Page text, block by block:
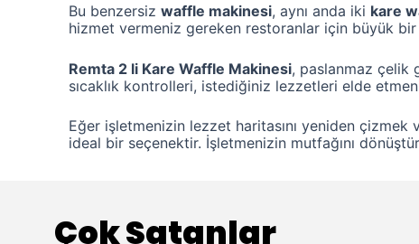
Bu benzersiz waffle makinesi, aynı anda iki kare
hizmet vermeniz gereken restoranlar için büyük bir
Remta 2 li Kare Waffle Makinesi, paslanmaz çelik
sıcaklık kontrolleri, istediğiniz lezzetleri elde
Eğer işletmenizin lezzet haritasını yeniden
ideal bir seçenektir. İşletmenizin mutfağını
Çok Satanlar